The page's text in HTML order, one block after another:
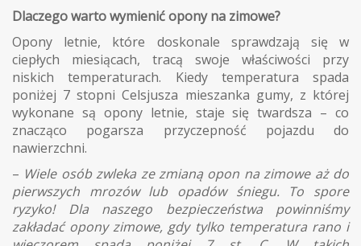
Dlaczego warto wymienić opony na zimowe?
Opony letnie, które doskonale sprawdzają się w
ciepłych miesiącach, tracą swoje właściwości przy
niskich temperaturach. Kiedy temperatura spada
poniżej 7 stopni Celsjusza mieszanka gumy, z której
wykonane są opony letnie, staje się twardsza – co
znacząco pogarsza przyczepność pojazdu do
nawierzchni.
– Wiele osób zwleka ze zmianą opon na zimowe aż do
pierwszych mrozów lub opadów śniegu. To spore
ryzyko! Dla naszego bezpieczeństwa powinniśmy
zakładać opony zimowe, gdy tylko temperatura rano i